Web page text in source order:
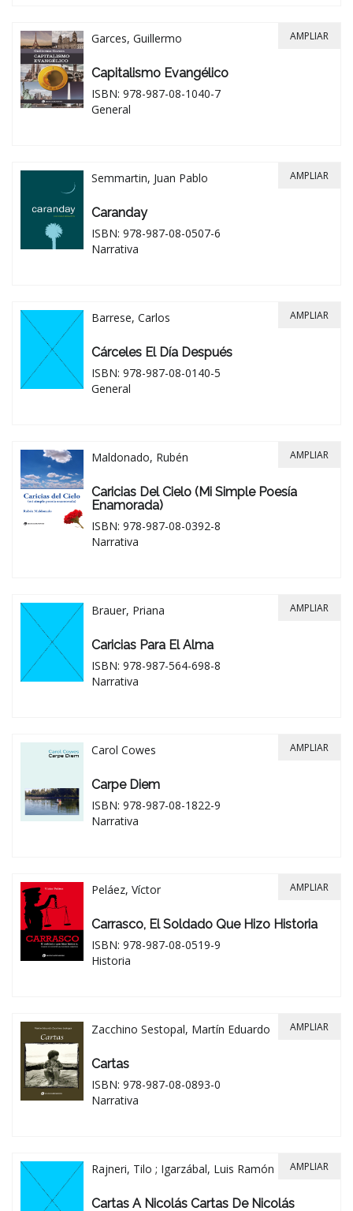
Garces, Guillermo
Capitalismo Evangélico
ISBN: 978-987-08-1040-7
General
AMPLIAR
Semmartin, Juan Pablo
Caranday
ISBN: 978-987-08-0507-6
Narrativa
AMPLIAR
Barrese, Carlos
Cárceles El Día Después
ISBN: 978-987-08-0140-5
General
AMPLIAR
Maldonado, Rubén
Caricias Del Cielo (mi Simple Poesía
Enamorada)
ISBN: 978-987-08-0392-8
Narrativa
AMPLIAR
Brauer, Priana
Caricias Para El Alma
ISBN: 978-987-564-698-8
Narrativa
AMPLIAR
Carol Cowes
Carpe Diem
ISBN: 978-987-08-1822-9
Narrativa
AMPLIAR
Peláez, Víctor
Carrasco, El Soldado Que Hizo Historia
ISBN: 978-987-08-0519-9
Historia
AMPLIAR
Zacchino Sestopal, Martín Eduardo
Cartas
ISBN: 978-987-08-0893-0
Narrativa
AMPLIAR
Rajneri, Tilo ; Igarzábal, Luis Ramón
Cartas A Nicolás Cartas De Nicolás
AMPLIAR